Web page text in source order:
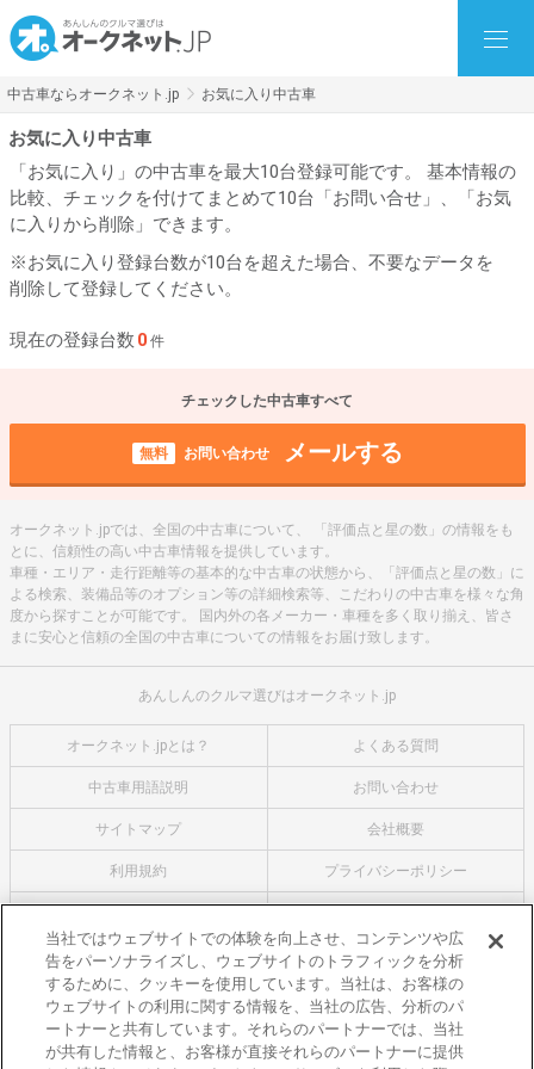
中古車ならオークネット.jp お気に入り中古車
お気に入り中古車
「お気に入り」の中古車を最大10台登録可能です。 基本情報の
比較、チェックを付けてまとめて10台「お問い合せ」、「お気
に入りから削除」できます。
※お気に入り登録台数が10台を超えた場合、不要なデータを
削除して登録してください。
現在の登録台数 0 件
チェックした中古車すべて
無料 お問い合わせ メールする
オークネット.jpでは、全国の中古車について、 「評価点と星の数」の情報をも
とに、信頼性の高い中古車情報を提供しています。
車種・エリア・走行距離等の基本的な中古車の状態から、「評価点と星の数」に
よる検索、装備品等のオプション等の詳細検索等、こだわりの中古車を様々な角
度から探すことが可能です。 国内外の各メーカー・車種を多く取り揃え、皆さ
まに安心と信頼の全国の中古車についての情報をお届け致します。
あんしんのクルマ選びはオークネット.jp
オークネット.jpとは？ よくある質問
中古車用語説明 お問い合わせ
サイトマップ 会社概要
利用規約 プライバシーポリシー
オークネットのその他のサービス
バイク関連サービス
中古バイクを探すならバイクの窓口
レンタルバイクに乗るならモトオークレンタルバイク
当社ではウェブサイトでの体験を向上させ、コンテンツや広
告をパーソナライズし、ウェブサイトのトラフィックを分析
するために、クッキーを使用しています。当社は、お客様の
ウェブサイトの利用に関する情報を、当社の広告、分析のパ
ートナーと共有しています。それらのパートナーでは、当社
が共有した情報と、お客様が直接それらのパートナーに提供